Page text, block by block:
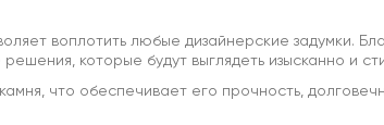
воплотить любые дизайнерские задумки.
которые будут выглядеть изысканно и
что обеспечивает его прочность,